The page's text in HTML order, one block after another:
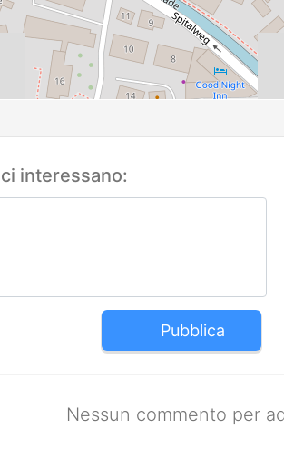
interessano:
Pubblica
Nessun commento per